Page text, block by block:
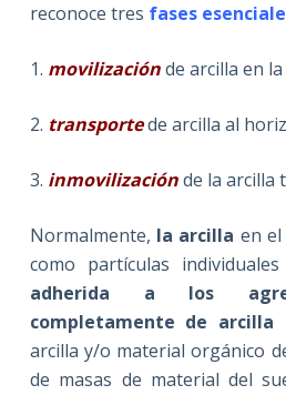
reconoce tres fases
1. movilizaciónde arcilla en
2. transportede arcilla al
3. inmovilizaciónde la arcilla
Normalmente, la arcilla en
como partículas
adherida a los
completamente de arcilla
arcilla y/o material orgánico
de masas de material del